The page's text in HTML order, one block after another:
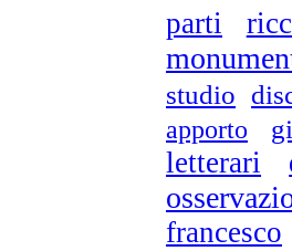
parti
studio
apporto
letterari
francesco